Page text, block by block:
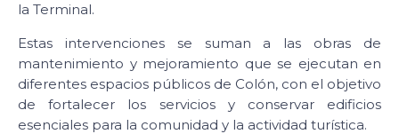
la Terminal.
Estas intervenciones se suman a las obras de
mantenimiento y mejoramiento que se ejecutan en
diferentes espacios públicos de Colón, con el objetivo
de fortalecer los servicios y conservar edificios
esenciales para la comunidad y la actividad turística.